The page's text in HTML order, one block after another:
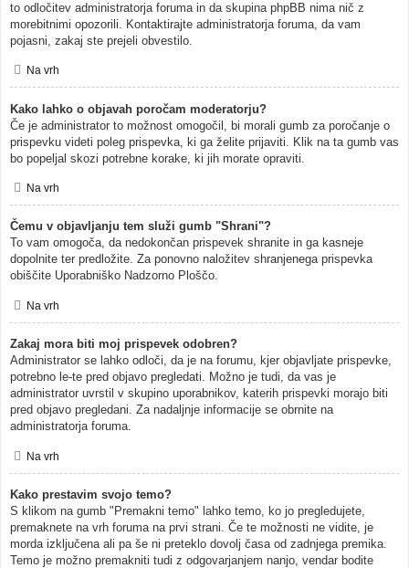
to odločitev administratorja foruma in da skupina phpBB nima nič z
morebitnimi opozorili. Kontaktirajte administratorja foruma, da vam
pojasni, zakaj ste prejeli obvestilo.
Na vrh
Kako lahko o objavah poročam moderatorju?
Če je administrator to možnost omogočil, bi morali gumb za poročanje o
prispevku videti poleg prispevka, ki ga želite prijaviti. Klik na ta gumb vas
bo popeljal skozi potrebne korake, ki jih morate opraviti.
Na vrh
Čemu v objavljanju tem služi gumb "Shrani"?
To vam omogoča, da nedokončan prispevek shranite in ga kasneje
dopolnite ter predložite. Za ponovno naložitev shranjenega prispevka
obiščite Uporabniško Nadzorno Ploščo.
Na vrh
Zakaj mora biti moj prispevek odobren?
Administrator se lahko odloči, da je na forumu, kjer objavljate prispevke,
potrebno le-te pred objavo pregledati. Možno je tudi, da vas je
administrator uvrstil v skupino uporabnikov, katerih prispevki morajo biti
pred objavo pregledani. Za nadaljnje informacije se obrnite na
administratorja foruma.
Na vrh
Kako prestavim svojo temo?
S klikom na gumb "Premakni temo" lahko temo, ko jo pregledujete,
premaknete na vrh foruma na prvi strani. Če te možnosti ne vidite, je
morda izključena ali pa še ni preteklo dovolj časa od zadnjega premika.
Temo je možno premakniti tudi z odgovarjanjem nanjo, vendar bodite